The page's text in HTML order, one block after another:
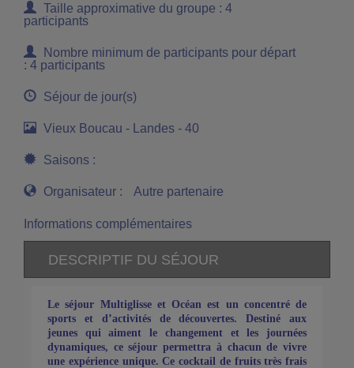
Taille approximative du groupe : 4
participants
Nombre minimum de participants pour départ
: 4 participants
Séjour de jour(s)
Vieux Boucau - Landes - 40
Saisons :
Organisateur : Autre partenaire
Informations complémentaires
DESCRIPTIF DU SÉJOUR
Le séjour Multiglisse et Océan est un concentré de
sports et d’activités de découvertes. Destiné aux
jeunes qui aiment le changement et les journées
dynamiques, ce séjour permettra à chacun de vivre
une expérience unique. Ce cocktail de fruits très frais